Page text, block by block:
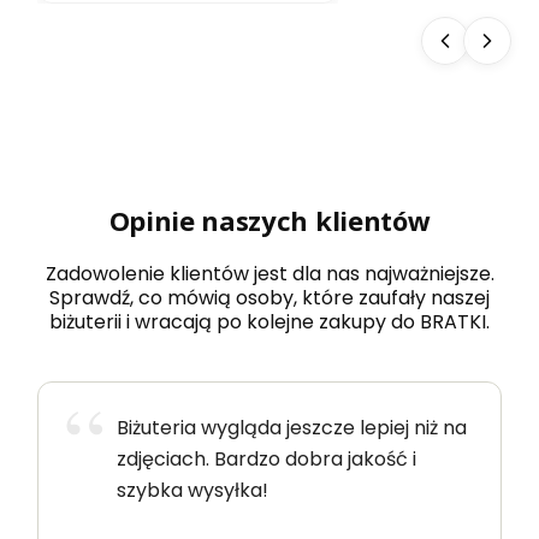
Opinie naszych klientów
Zadowolenie klientów jest dla nas najważniejsze.
Sprawdź, co mówią osoby, które zaufały naszej
biżuterii i wracają po kolejne zakupy do BRATKI.
Biżuteria wygląda jeszcze lepiej niż na
zdjęciach. Bardzo dobra jakość i
szybka wysyłka!